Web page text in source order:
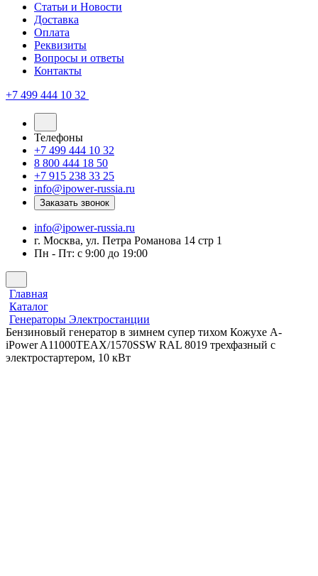
Статьи и Новости
Доставка
Оплата
Реквизиты
Вопросы и ответы
Контакты
+7 499 444 10 32
Телефоны
+7 499 444 10 32
8 800 444 18 50
+7 915 238 33 25
info@ipower-russia.ru
Заказать звонок
info@ipower-russia.ru
г. Москва, ул. Петра Романова 14 стр 1
Пн - Пт: с 9:00 до 19:00
Главная
Каталог
Генераторы Электростанции
Бензиновый генератор в зимнем супер тихом Кожухе A-
iPower A11000TEAX/1570SSW RAL 8019 трехфазный с
электростартером, 10 кВт